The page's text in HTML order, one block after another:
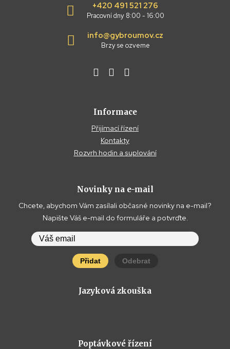
+420 491 521 276
Pracovní dny 8:00 - 16:00
info@gybroumov.cz
Brzy se ozveme
Informace
Přijímací řízení
Kontakty
Rozvrh hodin a suplování
Novinky na e-mail
Chcete, abychom Vám zasílali občasné novinky na e-mail?
Napište Váš e-mail do formuláře a potvrďte.
Přidat Odebrat
Jazyková zkouška
Poptávkové řízení